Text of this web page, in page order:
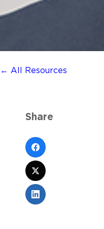
← All Resources
Share